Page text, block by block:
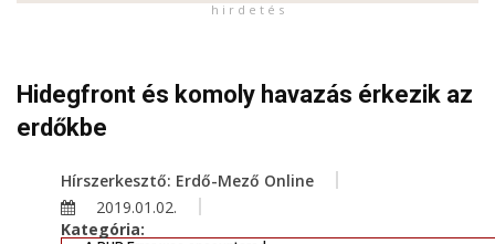
h i r d e t é s
Hidegfront és komoly havazás érkezik az
erdőkbe
Hírszerkesztő: Erdő-Mező Online
2019.01.02.
Kategória: